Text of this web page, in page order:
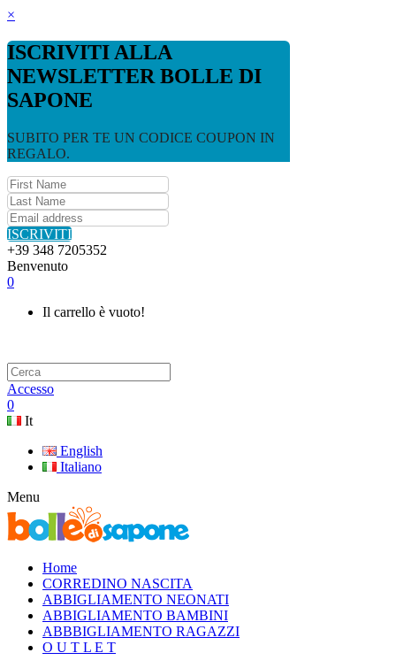
×
ISCRIVITI ALLA
NEWSLETTER BOLLE DI
SAPONE
SUBITO PER TE UN CODICE COUPON IN
REGALO.
ISCRIVITI
+39 348 7205352
Benvenuto
0
Il carrello è vuoto!
Accesso
0
It
English
Italiano
Menu
Home
CORREDINO NASCITA
ABBIGLIAMENTO NEONATI
ABBIGLIAMENTO BAMBINI
ABBBIGLIAMENTO RAGAZZI
O U T L E T